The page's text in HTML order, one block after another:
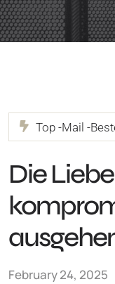
Top -Mail -
Die
February 24, 2025